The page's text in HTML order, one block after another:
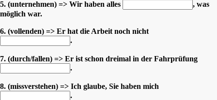
5. (unternehmen) => Wir haben alles
, was
möglich war.
6. (vollenden) => Er hat die Arbeit noch nicht
.
7. (durch/fallen) => Er ist schon dreimal in der Fahrprüfung
.
8. (missverstehen) => Ich glaube, Sie haben mich
.